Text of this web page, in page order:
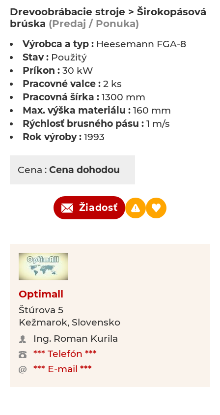
Drevoobrábacie stroje > Širokopásová
brúska (Predaj / Ponuka)
Výrobca a typ : Heesemann FGA-8
Stav : Použitý
Príkon : 30 kW
Pracovné valce : 2 ks
Pracovná šírka : 1300 mm
Max. výška materiálu : 160 mm
Rýchlosť brusného pásu : 1 m/s
Rok výroby : 1993
Cena : Cena dohodou
Žiadosť
Optimall
Štúrova 5
Kežmarok, Slovensko
Ing. Roman Kurila
*** Telefón ***
*** E-mail ***